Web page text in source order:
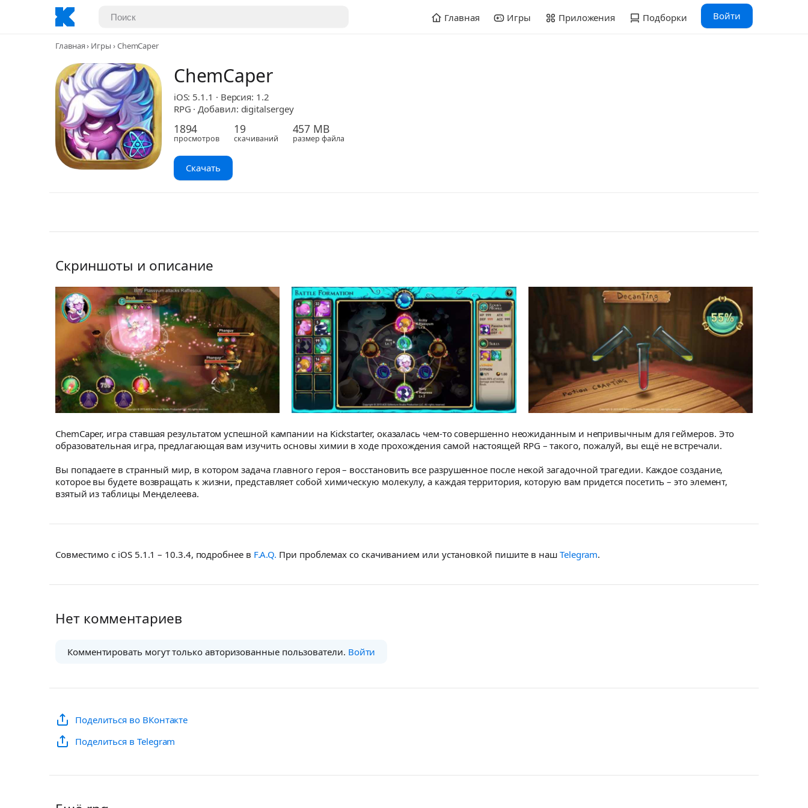
Главная Игры Приложения Подборки Войти
Главная Игры ChemCaper
ChemCaper
iOS: 5.1.1 · Версия: 1.2
RPG · Добавил: digitalsergey
1894
просмотров
19
скачиваний
457 MB
размер файла
Скачать
Скриншоты и описание
ChemCaper, игра ставшая результатом успешной кампании на Kickstarter, оказалась чем-то совершенно неожиданным и непривычным для геймеров. Это
образовательная игра, предлагающая вам изучить основы химии в ходе прохождения самой настоящей RPG – такого, пожалуй, вы ещё не встречали.
Вы попадаете в странный мир, в котором задача главного героя – восстановить все разрушенное после некой загадочной трагедии. Каждое создание,
которое вы будете возвращать к жизни, представляет собой химическую молекулу, а каждая территория, которую вам придется посетить – это элемент,
взятый из таблицы Менделеева.
Совместимо с iOS 5.1.1 – 10.3.4, подробнее в F.A.Q. При проблемах со скачиванием или установкой пишите в наш Telegram.
Нет комментариев
Комментировать могут только авторизованные пользователи. Войти
Поделиться во ВКонтакте
Поделиться в Telegram